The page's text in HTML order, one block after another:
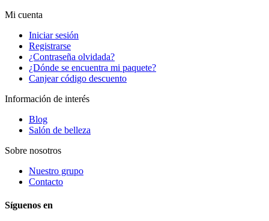
Mi cuenta
Iniciar sesión
Registrarse
¿Contraseña olvidada?
¿Dónde se encuentra mi paquete?
Canjear código descuento
Información de interés
Blog
Salón de belleza
Sobre nosotros
Nuestro grupo
Contacto
Síguenos en